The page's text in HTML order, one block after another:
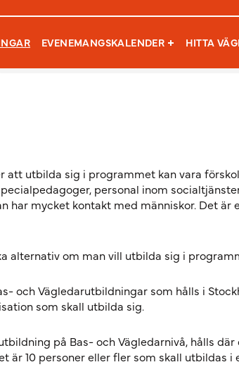
EVENEMANGSKALENDER HITTA
Sök efter:
att utbilda sig i programmet kan vara
personal inom
har mycket kontakt med människor. Det
alternativ om man vill utbilda sig i
och Vägledarutbildningar som hålls i
som skall utbilda sig.
på Bas- och Vägledarnivå, hålls
är 10 personer eller fler som skall utbildas i